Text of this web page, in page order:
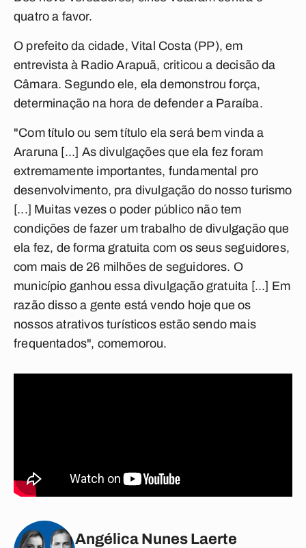
quatro a favor.
O prefeito da cidade, Vital Costa (PP), em
entrevista à Radio Arapuã, criticou a decisão da
Câmara. Segundo ele, ela demonstrou força,
determinação na hora de defender a Paraíba.
"Com título ou sem título ela será bem vinda a
Araruna [...] As divulgações que ela fez foram
extremamente importantes, fundamental pro
desenvolvimento, pra divulgação do nosso turismo
[...] Muitas vezes o poder público não tem
condições de fazer um trabalho de divulgação que
ela fez, de forma gratuita com os seus seguidores,
com mais de 26 milhões de seguidores. O
município ganhou essa divulgação gratuita [...] Em
razão disso a gente está vendo hoje que os
nossos atrativos turísticos estão sendo mais
frequentados", comemorou.
Angélica Nunes Laerte